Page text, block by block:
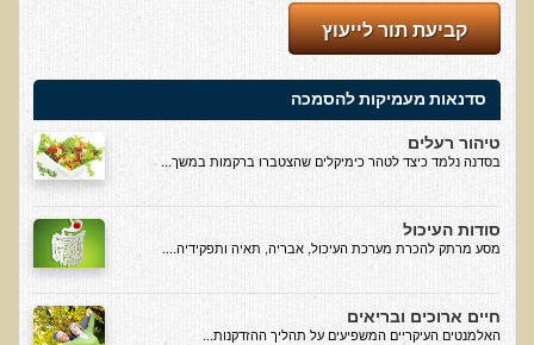
בדיקות מעבדה פונקציונאליות
בדיקת סריקה - חומצות אורגניות בשתן
בדיקת שתן לאיתור הצטברות של מתכות כבדות
בדיקת צואה לאיתור מתכות כבדות
בדיקה מקיפה לתפקוד מערכת העיכול
בדיקות לרגישויות לחלבונים
מידע מקצועי לרופאים ומטפלים על בדיקת ה-AMAS
קביעת תור לייעוץ
סדנאות מעמיקות להסמכה
טיהור רעלים
בסדנה נלמד כיצד לטהר כימיקלים שהצטברו ברקמות במשך...
סודות העיכול
מסע מרתק להכרת מערכת העיכול, אבריה, תאיה ותפקידיה....
חיים ארוכים ובריאים
האלמנטים העיקריים המשפיעים על תהליך ההזדקנות...